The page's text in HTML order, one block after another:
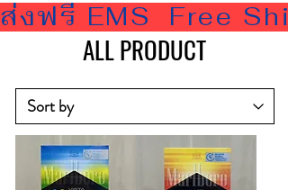
ส่งฟรี EMS  Free
ALL PRODUCT